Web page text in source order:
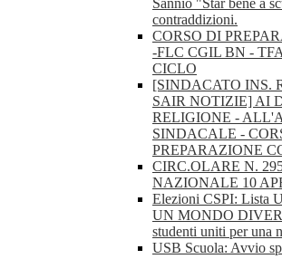
Sannio "Star bene a
contraddizioni.
CORSO DI
-FLC CGIL BN -
CICLO
[SINDACATO INS.
SAIR NOTIZIE] AI
RELIGIONE -
SINDACALE -
PREPARAZIONE
CIRC.OLARE N.
NAZIONALE 10
Elezioni CSPI: Lista
UN MONDO
studenti uniti per una
USB Scuola: Avvio